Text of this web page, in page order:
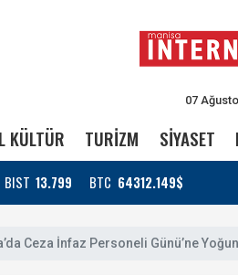
07
KÜLTÜR TURİZM SİYASET
BIST 13.799 BTC 64312.149$
Ceza İnfaz Personeli Günü’ne Yoğun